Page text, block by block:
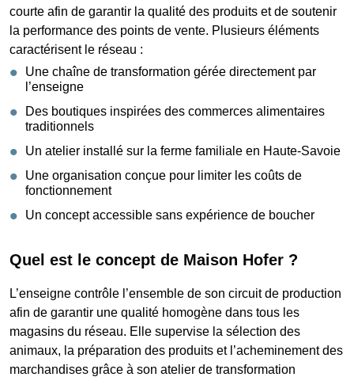
courte afin de garantir la qualité des produits et de soutenir
la performance des points de vente. Plusieurs éléments
caractérisent le réseau :
Une chaîne de transformation gérée directement par
l’enseigne
Des boutiques inspirées des commerces alimentaires
traditionnels
Un atelier installé sur la ferme familiale en Haute-Savoie
Une organisation conçue pour limiter les coûts de
fonctionnement
Un concept accessible sans expérience de boucher
Quel est le concept de Maison Hofer ?
L’enseigne contrôle l’ensemble de son circuit de production
afin de garantir une qualité homogène dans tous les
magasins du réseau. Elle supervise la sélection des
animaux, la préparation des produits et l’acheminement des
marchandises grâce à son atelier de transformation